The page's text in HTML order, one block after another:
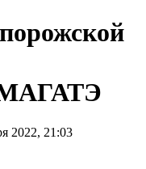
МАГАТЭ
2022, 21:03